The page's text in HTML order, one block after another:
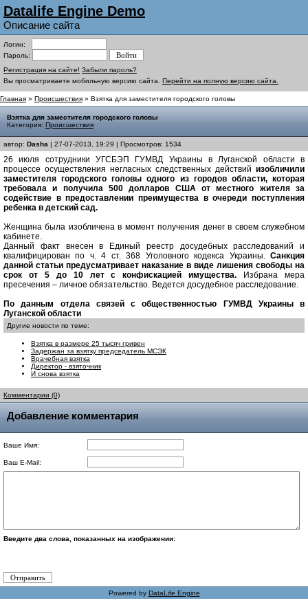
Datalife Engine Demo
Описание сайта
Логин:
Пароль:
Регистрация на сайте! Забыли пароль?
Вы просматриваете мобильную версию сайта. Перейти на полную версию сайта.
Главная » Происшествия » Взятка для заместителя городского головы
Взятка для заместителя городского головы
Категория: Происшествия
автор: Dasha | 27-07-2013, 19:29 | Просмотров: 1534
26 июля сотрудники УГСБЭП ГУМВД Украины в Луганской области в
процессе осуществления негласных следственных действий изобличили
заместителя городского головы одного из городов области, которая
требовала и получила 500 долларов США от местного жителя за
содействие в предоставлении преимущества в очереди поступления
ребенка в детский сад.
Женщина была изобличена в момент получения денег в своем служебном
кабинете.
Данный факт внесен в Единый реестр досудебных расследований и
квалифицирован по ч. 4 ст. 368 Уголовного кодекса Украины. Санкция
данной статьи предусматривает наказание в виде лишения свободы на
срок от 5 до 10 лет с конфискацией имущества. Избрана мера
пресечения – личное обязательство. Ведется досудебное расследование.
По данным отдела связей с общественностью ГУМВД Украины в
Луганской области
Другие новости по теме:
Взятка в размере 25 тысяч гривен
Задержан за взятку председатель МСЭК
Врачебная взятка
Директор - взяточник
И снова взятка
Комментарии (0)
Добавление комментария
Ваше Имя:
Ваш E-Mail:
Введите два слова, показанных на изображении:
Powered by DataLife Engine